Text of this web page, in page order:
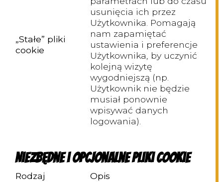
„Stałe” pliki
cookie
usunięcia ich przez
Użytkownika. Pomagają
nam zapamiętać
ustawienia i preferencje
Użytkownika, by uczynić
kolejną wizytę
wygodniejszą (np.
Użytkownik nie będzie
musiał ponownie
wpisywać danych
logowania).
Niezbędne i opcjonalne pliki cookie
Rodzaj Opis